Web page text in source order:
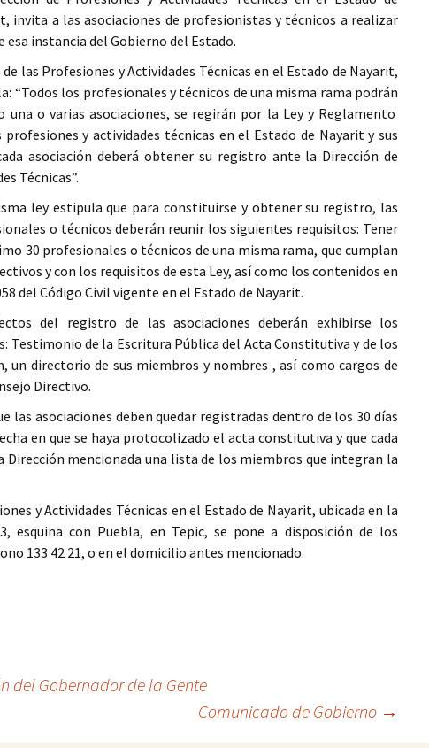
invita a las asociaciones de profesionistas y técnicos a realizar
instancia del Gobierno del Estado.
las Profesiones y Actividades Técnicas en el Estado de Nayarit,
“Todos los profesionales y técnicos de una misma rama podrán
o varias asociaciones, se regirán por la Ley y Reglamento
y actividades técnicas en el Estado de Nayarit y sus
asociación deberá obtener su registro ante la Dirección de
Técnicas”.
ley estipula que para constituirse y obtener su registro, las
o técnicos deberán reunir los siguientes requisitos: Tener
30 profesionales o técnicos de una misma rama, que cumplan
y con los requisitos de esta Ley, así como los contenidos en
del Código Civil vigente en el Estado de Nayarit.
del registro de las asociaciones deberán exhibirse los
Testimonio de la Escritura Pública del Acta Constitutiva y de los
un directorio de sus miembros y nombres , así como cargos de
Directivo.
las asociaciones deben quedar registradas dentro de los 30 días
en que se haya protocolizado el acta constitutiva y que cada
Dirección mencionada una lista de los miembros que integran la
y Actividades Técnicas en el Estado de Nayarit, ubicada en la
esquina con Puebla, en Tepic, se pone a disposición de los
133 42 21, o en el domicilio antes mencionado.
del Gobernador de la Gente
Comunicado de Gobierno →